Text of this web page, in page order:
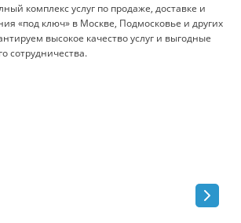
комплекс услуг по продаже, доставке и
«под ключ» в Москве, Подмосковье и других
высокое качество услуг и выгодные
сотрудничества.